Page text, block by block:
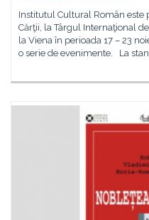
Institutul Cultural Român este
Cărţii, la Târgul Internaţional
la Viena în perioada 17 – 23
o serie de evenimente. La